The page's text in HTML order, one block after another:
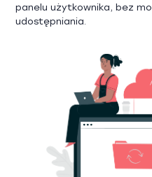
panelu użytkownika, bez
udostępniania.